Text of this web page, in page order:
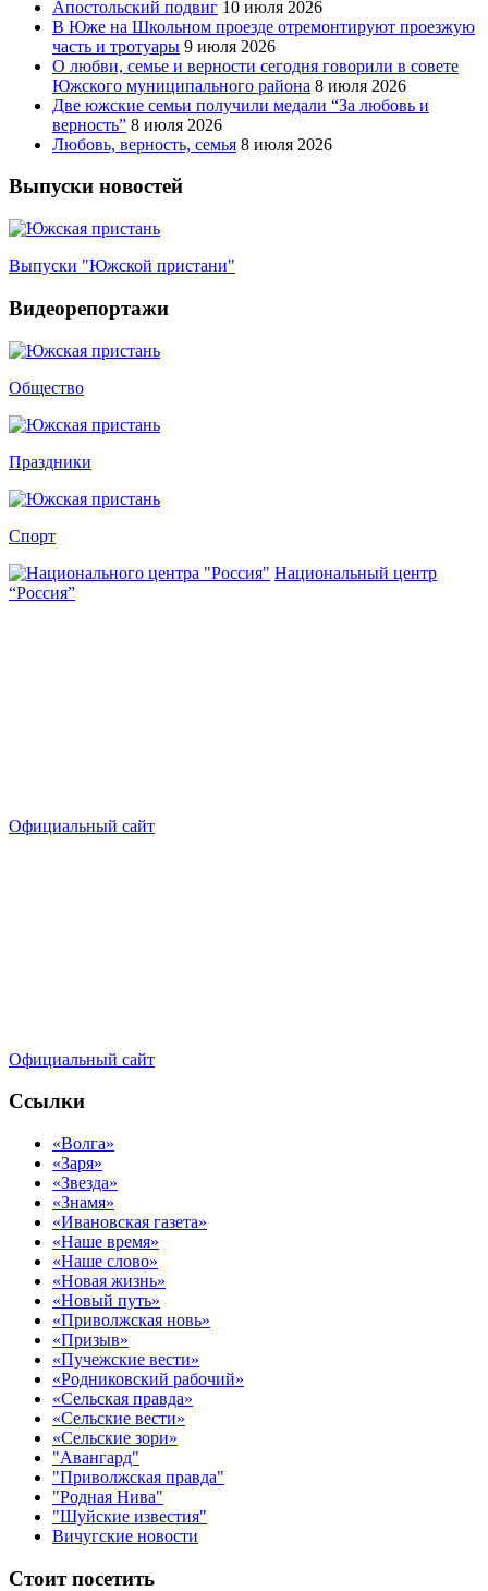
Апостольский подвиг 10 июля 2026
В Юже на Школьном проезде отремонтируют проезжую
часть и тротуары 9 июля 2026
О любви, семье и верности сегодня говорили в совете
Южского муниципального района 8 июля 2026
Две южские семьи получили медали “За любовь и
верность” 8 июля 2026
Любовь, верность, семья 8 июля 2026
Выпуски новостей
Выпуски "Южской пристани"
Видеорепортажи
Общество
Праздники
Спорт
Национальный центр
“Россия”
Официальный сайт
Официальный сайт
Ссылки
«Волга»
«Заря»
«Звезда»
«Знамя»
«Ивановская газета»
«Наше время»
«Наше слово»
«Новая жизнь»
«Новый путь»
«Приволжская новь»
«Призыв»
«Пучежские вести»
«Родниковский рабочий»
«Сельская правда»
«Сельские вести»
«Сельские зори»
"Авангард"
"Приволжская правда"
"Родная Нива"
"Шуйские известия"
Вичугские новости
Стоит посетить